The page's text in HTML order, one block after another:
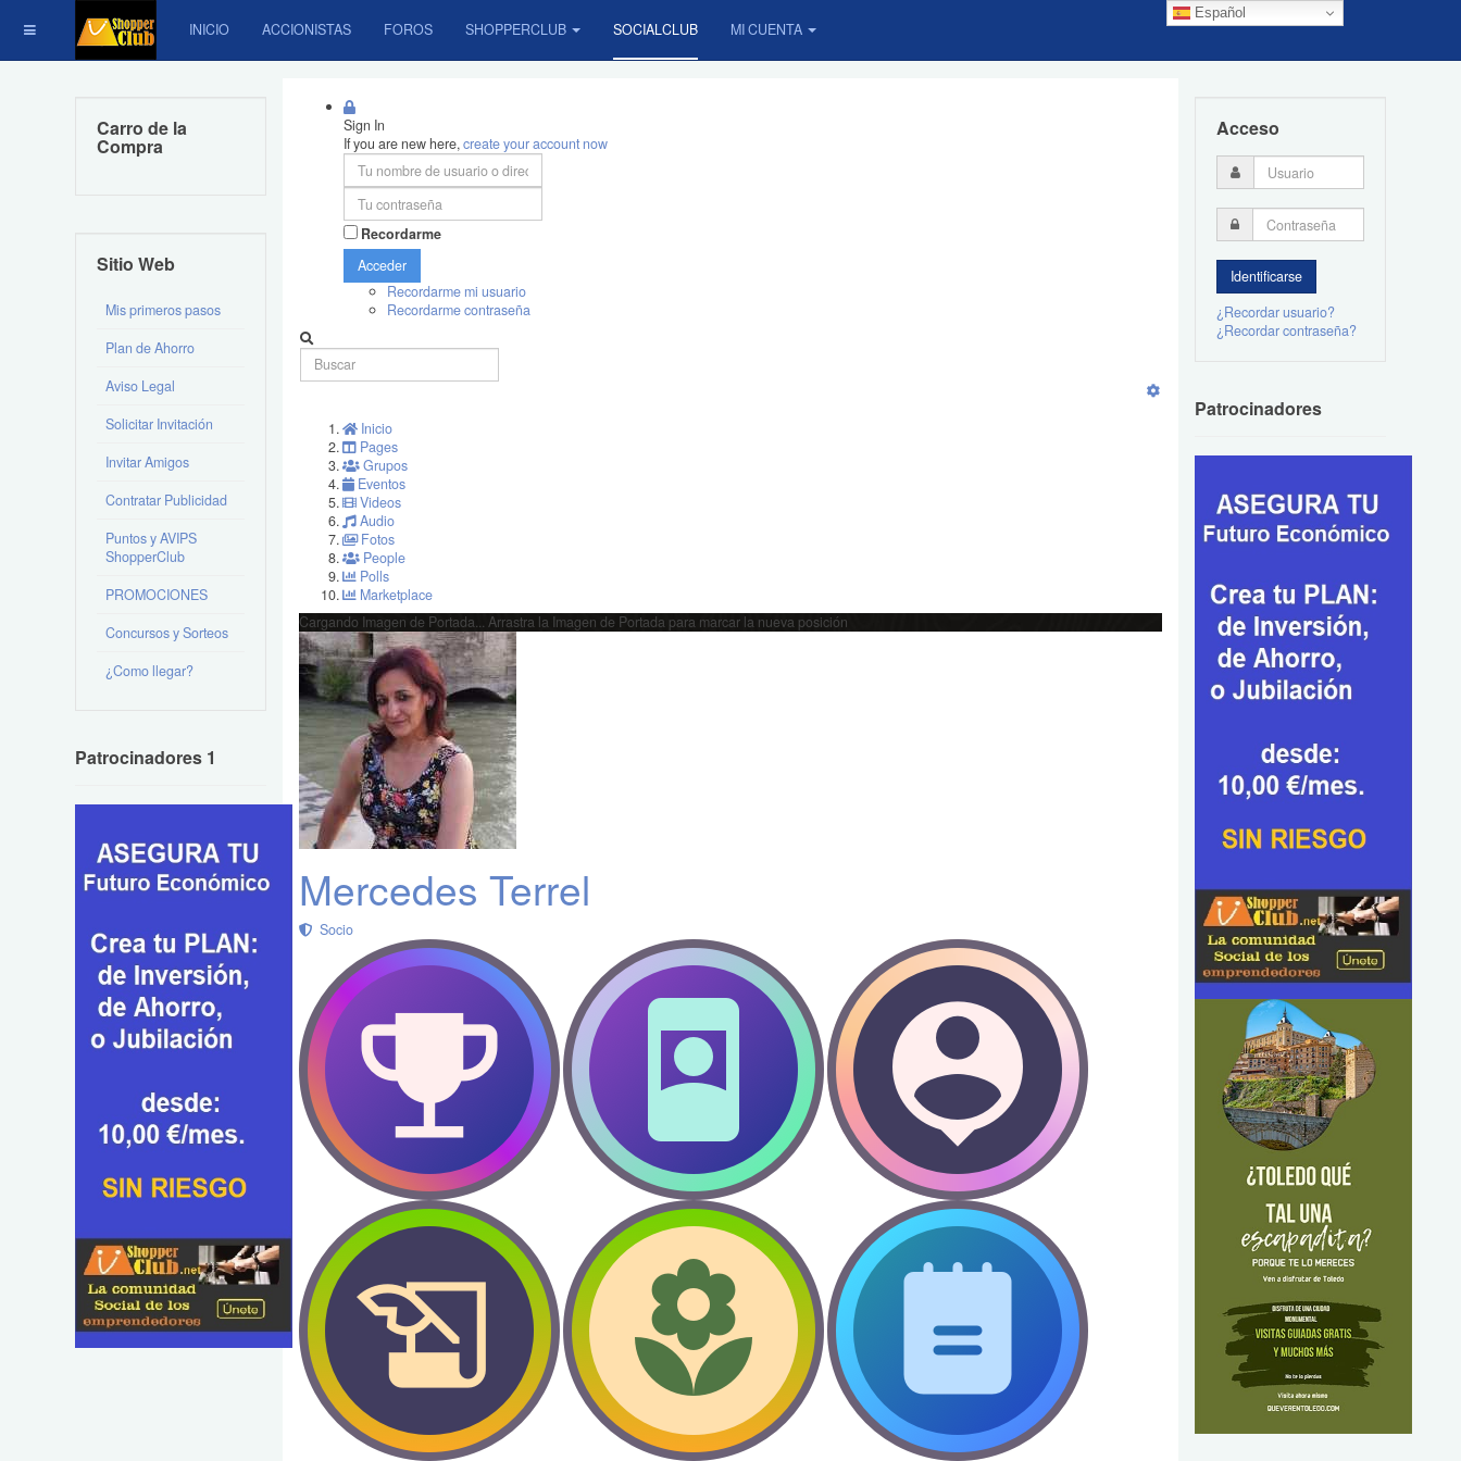
Español
INICIO ACCIONISTAS FOROS SHOPPERCLUB SOCIALCLUB MI CUENTA
Sign In
If you are new here,create your account now
Recordarme
Acceder
Recordarme mi usuario
Recordarme contraseña
Inicio
Pages
Grupos
Eventos
Videos
Audio
Fotos
People
Polls
Marketplace
Cargando Imagen de Portada... Arrastra la Imagen de Portada para marcar la nueva posición
Mercedes Terrel
Socio
Carro de la
Compra
Sitio Web
Mis primeros pasos
Plan de Ahorro
Aviso Legal
Solicitar Invitación
Invitar Amigos
Contratar Publicidad
Puntos y AVIPS
ShopperClub
PROMOCIONES
Concursos y Sorteos
¿Como llegar?
Patrocinadores 1
Acceso
¿Recordar usuario?
¿Recordar contraseña?
Patrocinadores